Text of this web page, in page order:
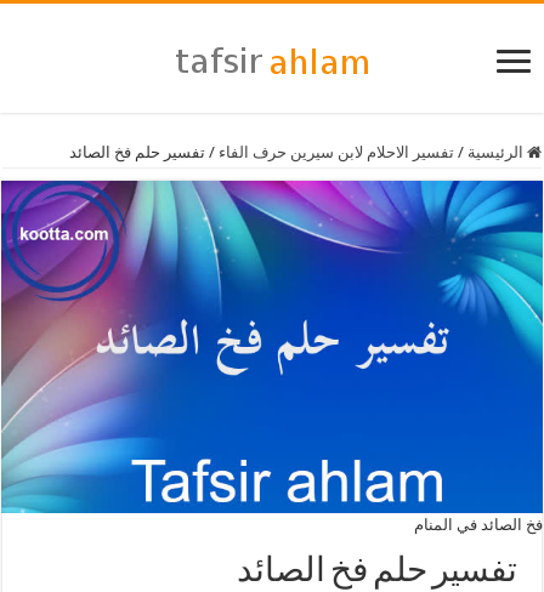
الرئيسية / تفسير الاحلام لابن سيرين حرف الفاء / تفسير حلم فخ الصائد
فخ الصائد في المنام
تفسير حلم فخ الصائد